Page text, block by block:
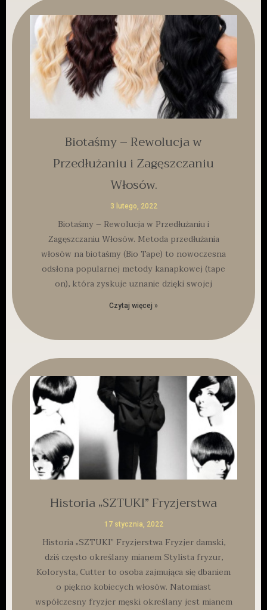
Biotaśmy – Rewolucja w
Przedłużaniu i Zagęszczaniu
Włosów.
3 lutego, 2022
Biotaśmy – Rewolucja w Przedłużaniu i
Zagęszczaniu Włosów. Metoda przedłużania
włosów na biotaśmy (Bio Tape) to nowoczesna
odsłona popularnej metody kanapkowej (tape
on), która zyskuje uznanie dzięki swojej
Czytaj więcej »
Historia „SZTUKI” Fryzjerstwa
17 stycznia, 2022
Historia „SZTUKI” Fryzjerstwa Fryzjer damski,
dziś często określany mianem Stylista fryzur,
Kolorysta, Cutter to osoba zajmująca się dbaniem
o piękno kobiecych włosów. Natomiast
współczesny fryzjer męski określany jest mianem